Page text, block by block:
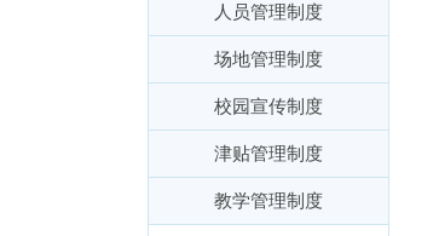
人员管理制度
场地管理制度
校园宣传制度
津贴管理制度
教学管理制度